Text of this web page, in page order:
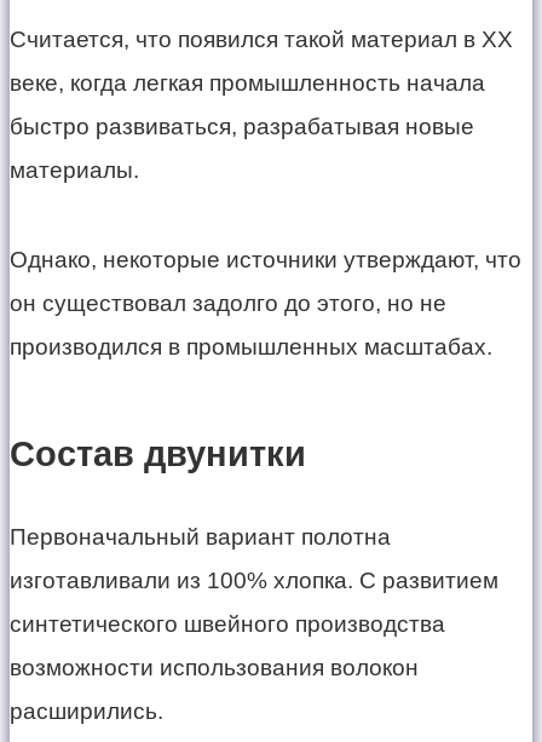
Считается, что появился такой материал в ХХ
веке, когда легкая промышленность начала
быстро развиваться, разрабатывая новые
материалы.
Однако, некоторые источники утверждают, что
он существовал задолго до этого, но не
производился в промышленных масштабах.
Состав двунитки
Первоначальный вариант полотна
изготавливали из 100% хлопка. С развитием
синтетического швейного производства
возможности использования волокон
расширились.